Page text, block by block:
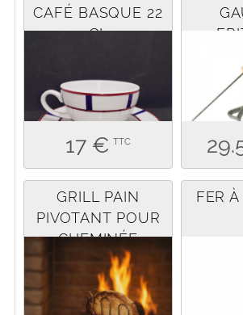
CAFÉ BASQUE 22
CL
17 € TTC
GRILL PAIN
PIVOTANT POUR
CHEMINÉE
FER